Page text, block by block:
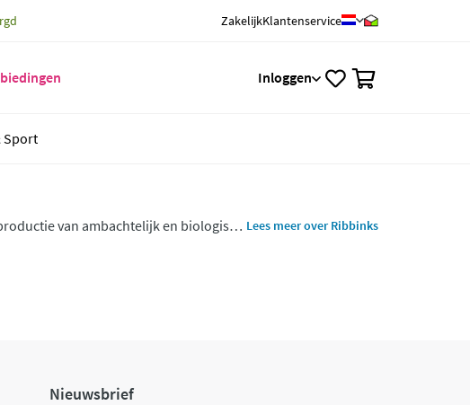
ZakelijkKlantenservice
Inloggen
Sport
van ambachtelijk en biologisch Lees meer over Ribbinks
Nieuwsbrief